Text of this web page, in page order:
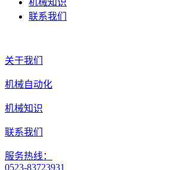
机械知识
联系我们
关于我们
机械自动化
机械知识
联系我们
服务热线：
0523-83723931